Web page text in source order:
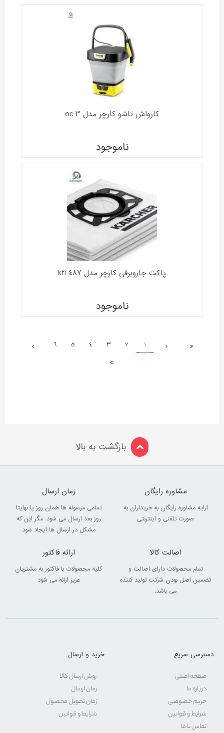
کارواش تاشو کارچر مدل oc 3
ناموجود
پاکت جاروبرقی کارچر مدل kfi 487
ناموجود
1
2
3
4
5
6
بازگشت به بالا
مشاوره رایگان
ارایه مشاوره رایگان به خریداران به
صورت تلفنی و اینترنتی
زمان ارسال
تمامی مرسوله ها همان روز یا نهایتا
روز بعد ارسال می شود. مگر این که
مشکل در ارسال ها ایجاد شود
اصالت کالا
تمام محصولات دارای اصالت و
تضمین اصل بودن شرکت تولید کننده
می باشد.
ارائه فاکتور
کلیه محصولات با فاکتور به مشتریان
عزیز ارائه می شود
دسترسی سریع
صفحه اصلی
درباره ما
حریم خصوصی
شرایط و قوانین
تماس با ما
خرید و ارسال
روش ارسال کالا
زمان ارسال
زمان تحویل محصول
شرایط و قوانین